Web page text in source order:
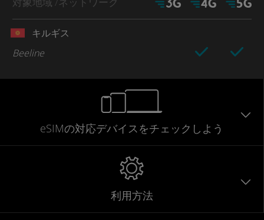
キルギス
Beeline
eSIMの対応デバイスをチェックしよう
利用方法